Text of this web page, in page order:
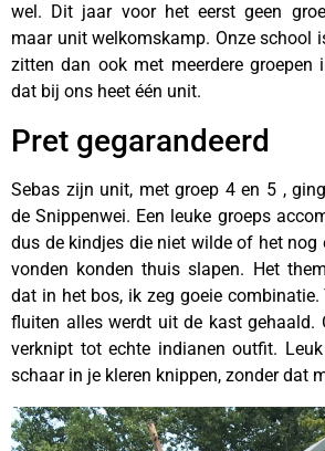
wel. Dit jaar voor het eerst geen
maar unit welkomskamp. Onze school
zitten dan ook met meerdere groepen
dat bij ons heet één unit.
Pret gegarandeerd
Sebas zijn unit, met groep 4 en 5 ,
de Snippenwei. Een leuke groeps
dus de kindjes die niet wilde of het nog
vonden konden thuis slapen. Het
dat in het bos, ik zeg goeie combinatie.
fluiten alles werdt uit de kast gehaald.
verknipt tot echte indianen outfit.
schaar in je kleren knippen, zonder dat